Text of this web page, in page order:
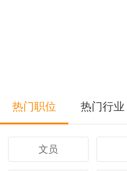
热门职位 热门行业
文员